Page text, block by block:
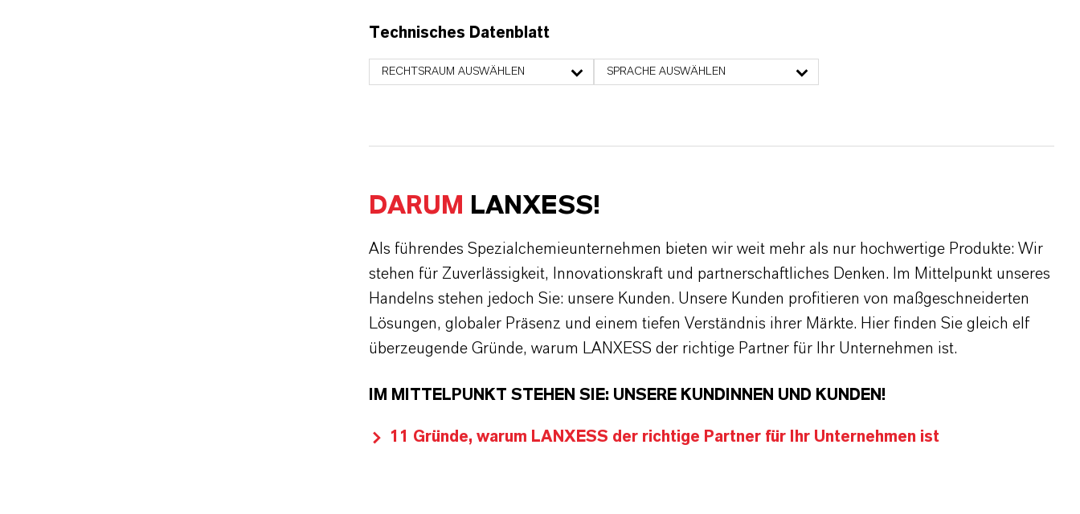
Technisches Datenblatt
RECHTSRAUM AUSWÄHLEN SPRACHE AUSWÄHLEN
DARUM LANXESS!
Als führendes Spezialchemieunternehmen bieten wir weit mehr als nur hochwertige Produkte: Wir
stehen für Zuverlässigkeit, Innovationskraft und partnerschaftliches Denken. Im Mittelpunkt unseres
Handelns stehen jedoch Sie: unsere Kunden. Unsere Kunden profitieren von maßgeschneiderten
Lösungen, globaler Präsenz und einem tiefen Verständnis ihrer Märkte. Hier finden Sie gleich elf
überzeugende Gründe, warum LANXESS der richtige Partner für Ihr Unternehmen ist.
IM MITTELPUNKT STEHEN SIE: UNSERE KUNDINNEN UND KUNDEN!
11 Gründe, warum LANXESS der richtige Partner für Ihr Unternehmen ist